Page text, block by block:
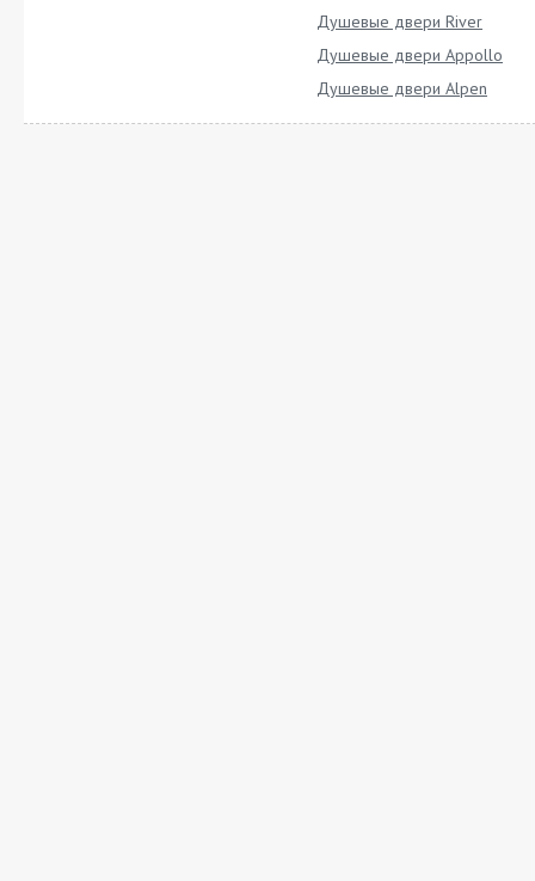
Душевые двери River
Душевые двери Appollo
Душевые двери Alpen